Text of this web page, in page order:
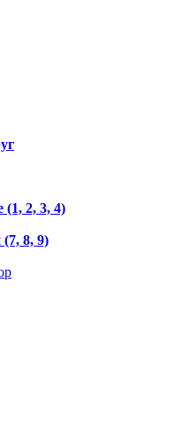
(1, 2, 3, 4)
8, 9)